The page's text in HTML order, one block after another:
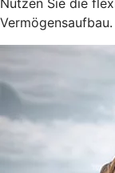
Vermögensaufbau.